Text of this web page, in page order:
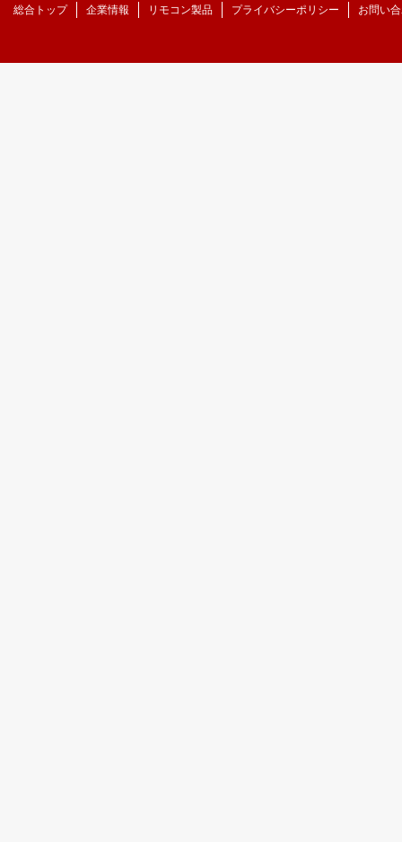
総合トップ 企業情報 リモコン製品 プライバシーポリシー お問い